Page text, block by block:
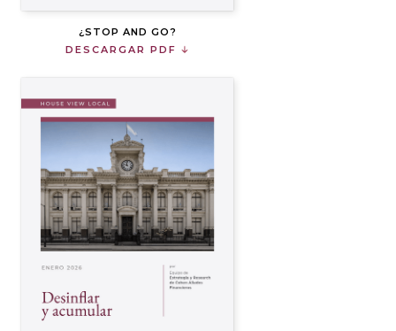
¿STOP AND GO?
DESCARGAR PDF